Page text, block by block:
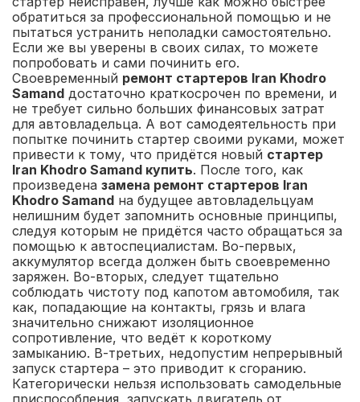
обратиться за профессиональной помощью и не
пытаться устранить неполадки самостоятельно.
Если же вы уверены в своих силах, то можете
попробовать и сами починить его.
Своевременный ремонт стартеров Iran Khodro
Samand достаточно краткосрочен по времени, и
не требует сильно больших финансовых затрат
для автовладельца. А вот самодеятельность при
попытке починить стартер своими руками, может
привести к тому, что придётся новый стартер
Iran Khodro Samand купить. После того, как
произведена замена ремонт стартеров Iran
Khodro Samand на будущее автовладельцуам
нелишним будет запомнить основные принципы,
следуя которым не придётся часто обращаться за
помощью к автоспециалистам. Во-первых,
аккумулятор всегда должен быть своевременно
заряжен. Во-вторых, следует тщательно
соблюдать чистоту под капотом автомобиля, так
как, попадающие на контакты, грязь и влага
значительно снижают изоляционное
сопротивление, что ведёт к короткому
замыканию. В-третьих, недопустим непрерывный
запуск стартера – это приводит к сгоранию.
Категорически нельзя использовать самодельные
приспособления, запускать двигатель от